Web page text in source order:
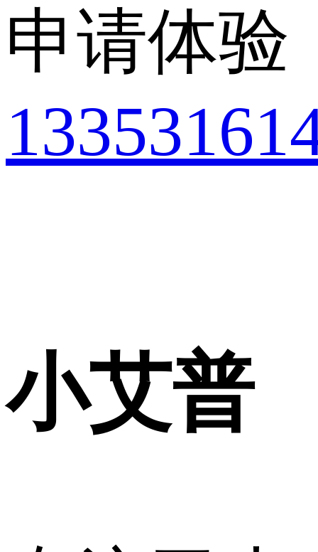
申请体验
小艾普